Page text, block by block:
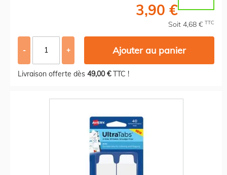
3,90 €
Soit 4,68 € TTC
- + Ajouter au panier
Livraison offerte dès 49,00 €TTC !